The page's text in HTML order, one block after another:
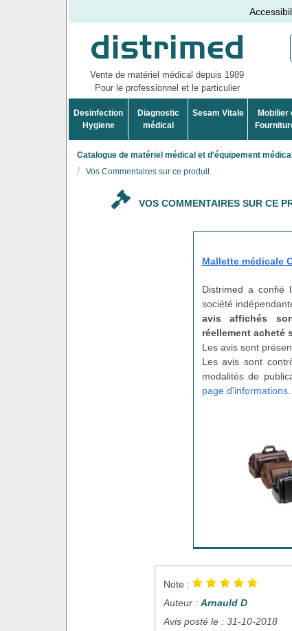
Vente de matériel médical depuis 1989
Pour le professionnel et le particulier
Desinfection
Hygiene
Diagnostic
médical
Sesam Vitale
Mobilier
Catalogue de matériel médical et d'équipement
Vos Commentaires sur ce produit
VOS COMMENTAIRES SUR CE
Mallette médicale
Distrimed a confié
société
avis affichés
réellement acheté
Les avis sont
Les avis sont
modalités de
page d'informations.
Note :
Auteur : Arnauld D
Avis posté le : 31-10-2018